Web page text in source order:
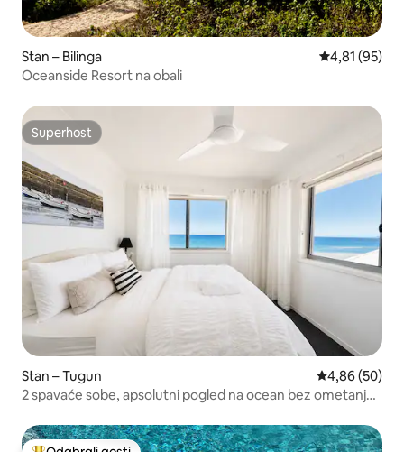
Stan – Bilinga Prosječna
4,81 (95)
Oceanside Resort na obali
Superhost
Superhost
Stan – Tugun Prosječna
4,86 (50)
2 spavaće sobe, apsolutni pogled na ocean bez ometanja,